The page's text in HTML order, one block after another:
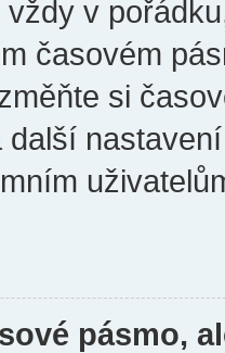
v
časovém
si
pásmo,